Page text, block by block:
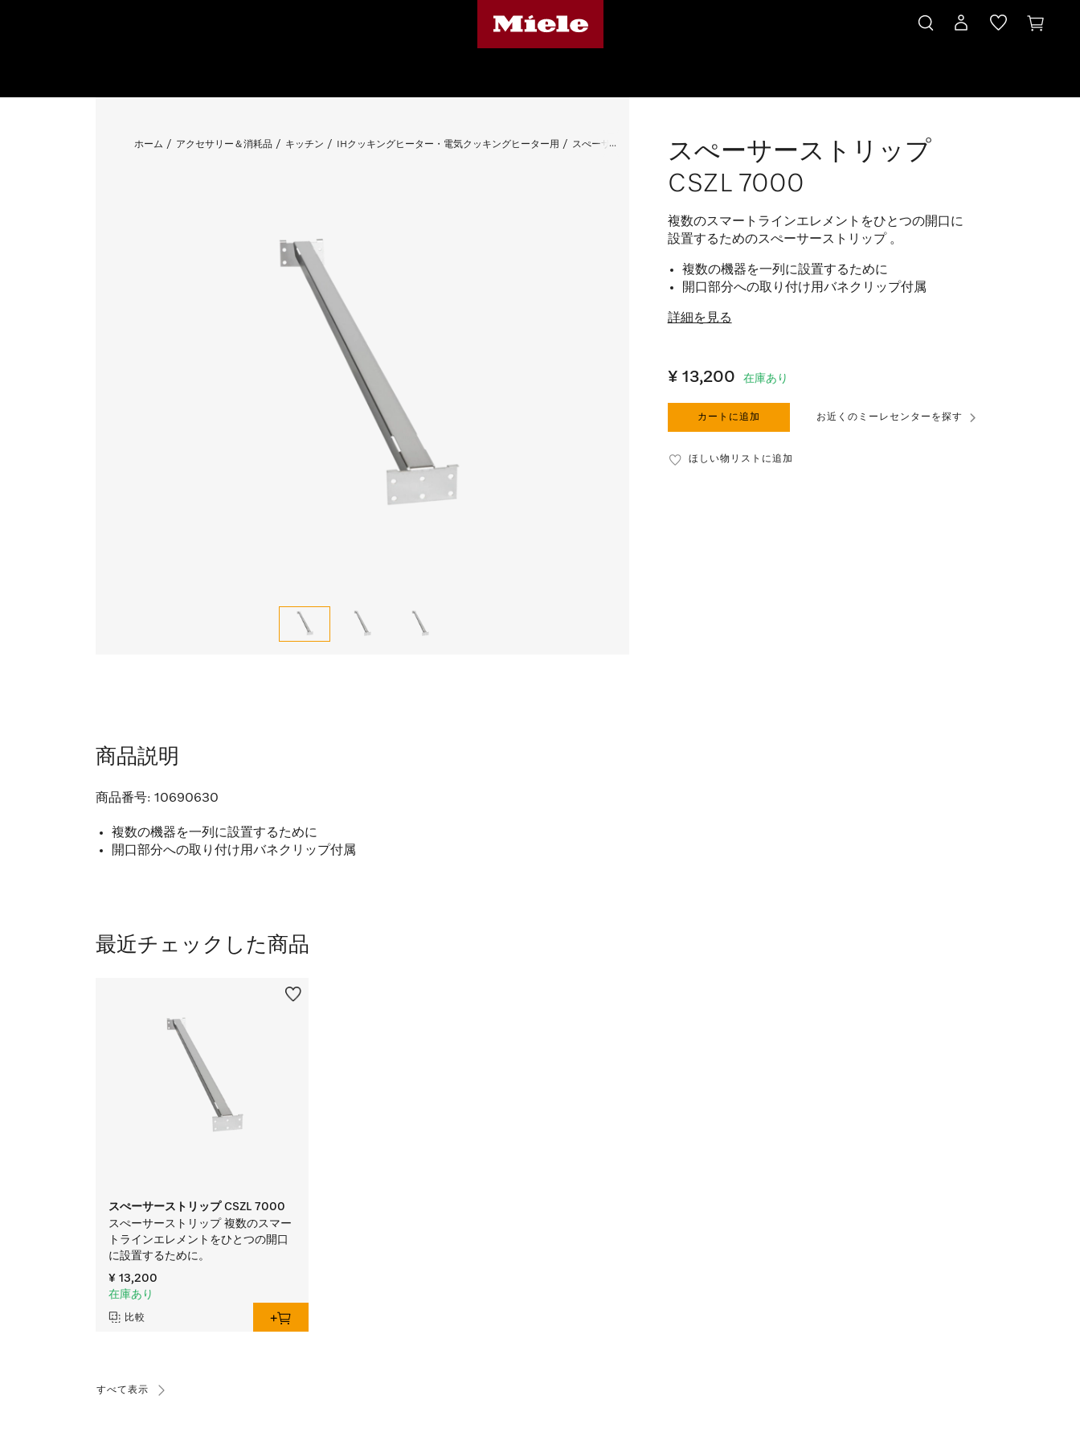
ホーム アクセサリー＆消耗品 キッチン IHクッキングヒーター・電気クッキングヒーター用 スぺーサーストリップ CSZL 7000スぺーサーストリップ
CSZL 7000
複数のスマートラインエレメントをひとつの開口に
設置するためのスぺーサーストリップ 。
複数の機器を一列に設置するために
開口部分への取り付け用バネクリップ付属
詳細を見る
¥ 13,200 在庫あり
カートに追加 お近くのミーレセンターを探す
ほしい物リストに追加
商品説明
商品番号: 10690630
複数の機器を一列に設置するために
開口部分への取り付け用バネクリップ付属
最近チェックした商品
スぺーサーストリップ CSZL 7000
スぺーサーストリップ 複数のスマー
トラインエレメントをひとつの開口
に設置するために。
¥ 13,200
在庫あり
比較
すべて表示